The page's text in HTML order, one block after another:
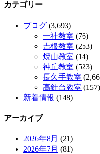
カテゴリー
ブログ (3,693)
一社教室 (76)
吉根教室 (253)
焼山教室 (14)
神丘教室 (523)
長久手教室
高針台教室 (157)
新着情報 (148)
アーカイブ
2026年8月 (21)
2026年7月 (81)